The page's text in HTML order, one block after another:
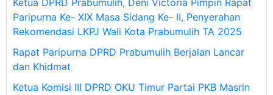
Ketua DPRD Prabumulih, Deni Victoria Pimpin Rapat
Paripurna Ke- XIX Masa Sidang Ke- II, Penyerahan
Rekomendasi LKPJ Wali Kota Prabumulih TA 2025
Rapat Paripurna DPRD Prabumulih Berjalan Lancar
dan Khidmat
Ketua Komisi III DPRD OKU Timur Partai PKB Masrin